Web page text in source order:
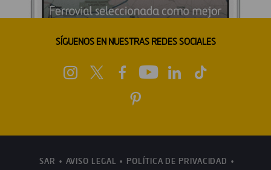
SÍGUENOS EN NUESTRAS REDES SOCIALES
SAR AVISO LEGAL POLÍTICA DE PRIVACIDAD